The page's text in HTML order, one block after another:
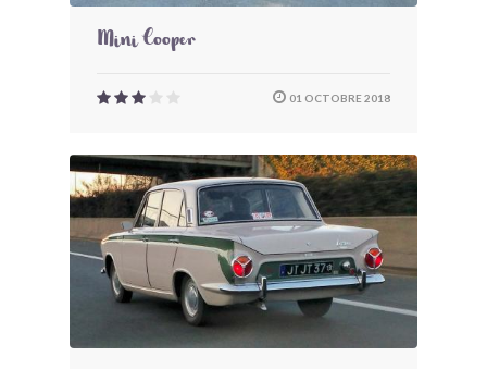
Mini Cooper
01 OCTOBRE 2018